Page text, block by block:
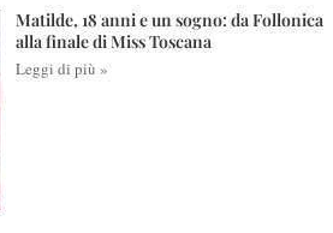
Matilde, 18 anni e un sogno: da Follonica
alla finale di Miss Toscana
Leggi di più »